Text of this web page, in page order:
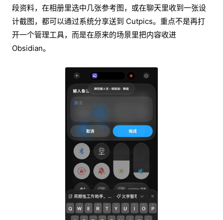
段资料，在相册里选中几张参考图，或在聊天里收到一张设
计截图，都可以通过系统分享送到 Cutpics。重点不是再打
开一个管理工具，而是在原来的场景里把内容收进
Obsidian。